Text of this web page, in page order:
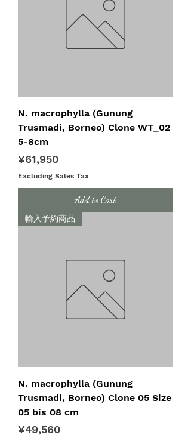
N. macrophylla (Gunung
Trusmadi, Borneo) Clone WT_02
5-8cm
Price
¥61,950
Excluding Sales Tax
Add to Cart
輸入予約商品
N. macrophylla (Gunung
Trusmadi, Borneo) Clone 05 Size
05 bis 08 cm
Price
¥49,560